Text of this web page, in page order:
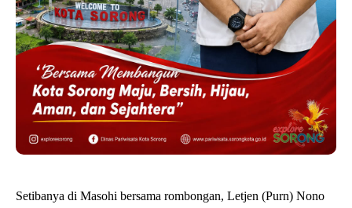
Setibanya di Masohi bersama rombongan, Letjen (Purn) Nono